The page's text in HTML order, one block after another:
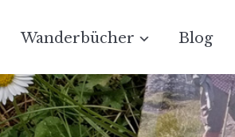
Wanderbücher Blog